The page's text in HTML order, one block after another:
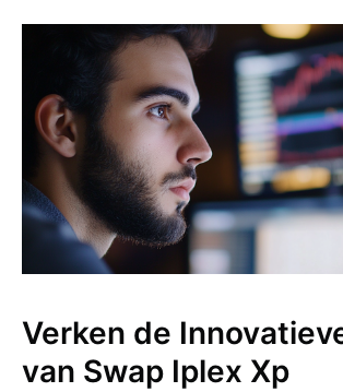
Verken de
van Swap Iplex Xp